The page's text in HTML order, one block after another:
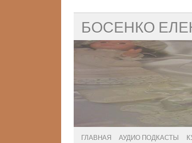
БОСЕНКО
ГЛАВНАЯ АУДИО ПОДКАСТЫ